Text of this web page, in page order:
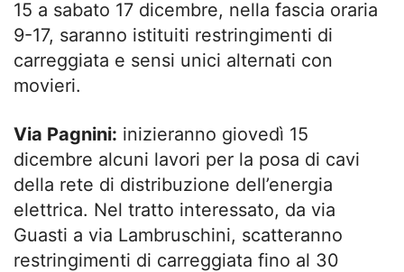
15 a sabato 17 dicembre, nella fascia oraria
9-17, saranno istituiti restringimenti di
carreggiata e sensi unici alternati con
movieri.
Via Pagnini: inizieranno giovedì 15
dicembre alcuni lavori per la posa di cavi
della rete di distribuzione dell’energia
elettrica. Nel tratto interessato, da via
Guasti a via Lambruschini, scatteranno
restringimenti di carreggiata fino al 30